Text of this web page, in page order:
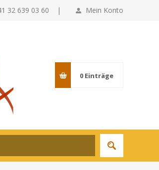
Mein Konto
32 639 03 60 |
0 Einträge